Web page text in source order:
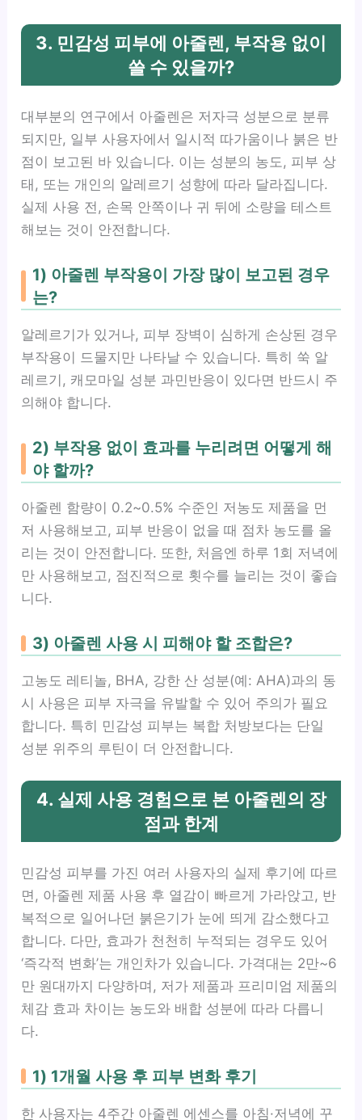
3. 민감성 피부에 아줄렌, 부작용 없이
쓸 수 있을까?
대부분의 연구에서 아줄렌은 저자극 성분으로 분류
되지만, 일부 사용자에서 일시적 따가움이나 붉은 반
점이 보고된 바 있습니다. 이는 성분의 농도, 피부 상
태, 또는 개인의 알레르기 성향에 따라 달라집니다.
실제 사용 전, 손목 안쪽이나 귀 뒤에 소량을 테스트
해보는 것이 안전합니다.
1) 아줄렌 부작용이 가장 많이 보고된 경우
는?
알레르기가 있거나, 피부 장벽이 심하게 손상된 경우
부작용이 드물지만 나타날 수 있습니다. 특히 쑥 알
레르기, 캐모마일 성분 과민반응이 있다면 반드시 주
의해야 합니다.
2) 부작용 없이 효과를 누리려면 어떻게 해
야 할까?
아줄렌 함량이 0.2~0.5% 수준인 저농도 제품을 먼
저 사용해보고, 피부 반응이 없을 때 점차 농도를 올
리는 것이 안전합니다. 또한, 처음엔 하루 1회 저녁에
만 사용해보고, 점진적으로 횟수를 늘리는 것이 좋습
니다.
3) 아줄렌 사용 시 피해야 할 조합은?
고농도 레티놀, BHA, 강한 산 성분(예: AHA)과의 동
시 사용은 피부 자극을 유발할 수 있어 주의가 필요
합니다. 특히 민감성 피부는 복합 처방보다는 단일
성분 위주의 루틴이 더 안전합니다.
4. 실제 사용 경험으로 본 아줄렌의 장
점과 한계
민감성 피부를 가진 여러 사용자의 실제 후기에 따르
면, 아줄렌 제품 사용 후 열감이 빠르게 가라앉고, 반
복적으로 일어나던 붉은기가 눈에 띄게 감소했다고
합니다. 다만, 효과가 천천히 누적되는 경우도 있어
‘즉각적 변화’는 개인차가 있습니다. 가격대는 2만~6
만 원대까지 다양하며, 저가 제품과 프리미엄 제품의
체감 효과 차이는 농도와 배합 성분에 따라 다릅니
다.
1) 1개월 사용 후 피부 변화 후기
한 사용자는 4주간 아줄렌 에센스를 아침·저녁에 꾸